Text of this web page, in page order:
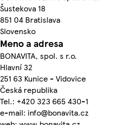
Šustekova 18
851 04 Bratislava
Slovensko
Meno a adresa
BONAVITA, spol. s r.o.
Hlavní 32
251 63 Kunice - Vidovice
Česká republika
Tel.: +420 323 665 430-1
e-mail: info@bonavita.cz